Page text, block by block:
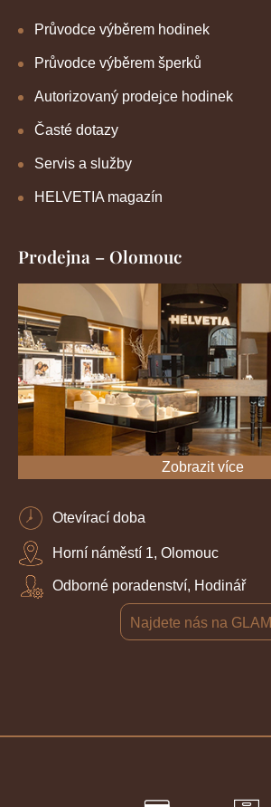
Průvodce výběrem hodinek
Průvodce výběrem šperků
Autorizovaný prodejce hodinek
Časté dotazy
Servis a služby
HELVETIA magazín
Prodejna – Olomouc
Zobrazit více
Otevírací doba
Horní náměstí 1, Olomouc
Odborné poradenství, Hodinář
Najdete nás na GLAMI